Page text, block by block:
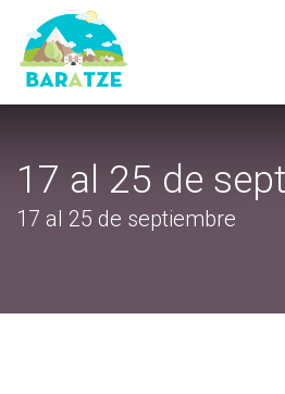
17 al 25 de
17 al 25 de septiembre